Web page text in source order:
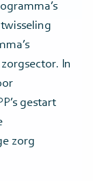
In
gestart
zorg